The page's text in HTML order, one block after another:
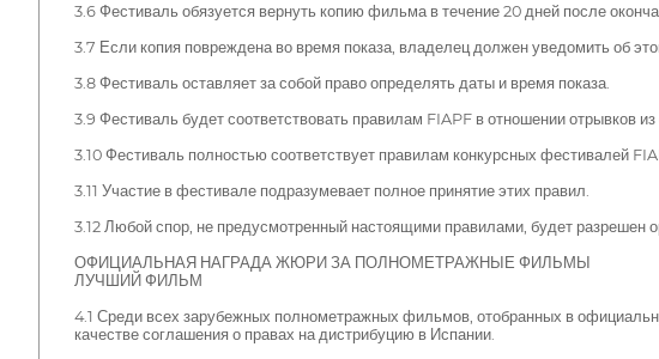
3.6 Фестиваль обязуется вернуть копию фильма в течение 20 дней после
3.7 Если копия повреждена во время показа, владелец должен уведомить об
3.8 Фестиваль оставляет за собой право определять даты и время показа.
3.9 Фестиваль будет соответствовать правилам FIAPF в отношении отрывков
3.10 Фестиваль полностью соответствует правилам конкурсных фестивалей
3.11 Участие в фестивале подразумевает полное принятие этих правил.
3.12 Любой спор, не предусмотренный настоящими правилами, будет разрешен
ОФИЦИАЛЬНАЯ НАГРАДА ЖЮРИ ЗА ПОЛНОМЕТРАЖНЫЕ ФИЛЬМЫ
ЛУЧШИЙ ФИЛЬМ
4.1 Среди всех зарубежных полнометражных фильмов, отобранных в
качестве соглашения о правах на дистрибуцию в Испании.